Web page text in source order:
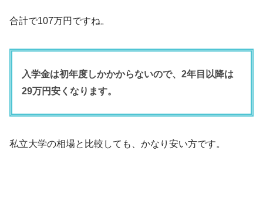
合計で107万円ですね。
入学金は初年度しかかからないので、2年目以降は
29万円安くなります。
私立大学の相場と比較しても、かなり安い方です。